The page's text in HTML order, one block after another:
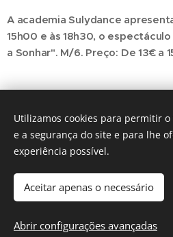
A academia Sulydance
15h00 e às 18h30, o
a Sonhar". M/6. Preço: De 13€ a
Share
Cookies
Utilizamos cookies para permitir
e a segurança do site e para lhe
experiência possível.
Aceitar apenas o necessário
Abrir configurações avançadas